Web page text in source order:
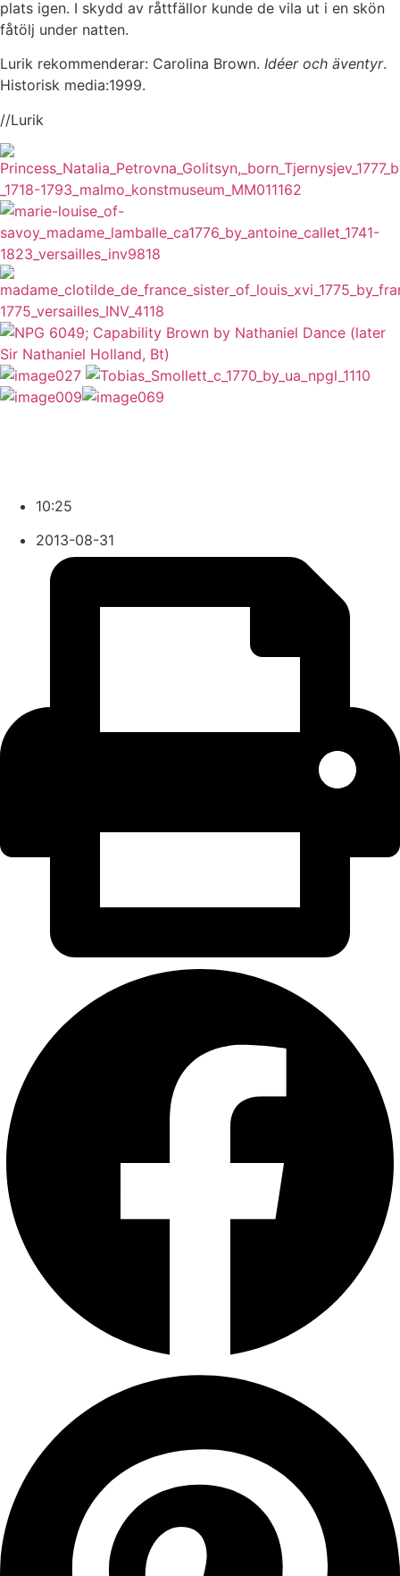
plats igen. I skydd av råttfällor kunde de vila ut i en skön
fåtölj under natten.
Lurik rekommenderar: Carolina Brown. Idéer och äventyr.
Historisk media:1999.
//Lurik
10:25
2013-08-31